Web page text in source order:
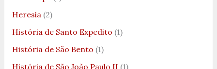
Heresia(2)
História de Santo Expedito (1)
História de São Bento (1)
História de São João Paulo II (1)